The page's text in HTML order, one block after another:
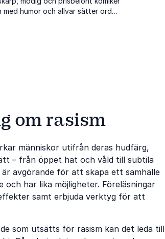
med humor och allvar sätter ord
om rasism
människor utifrån deras hudfärg,
– från öppet hat och våld till subtila
avgörande för att skapa ett samhälle
har lika möjligheter. Föreläsningar
samt erbjuda verktyg för att
som utsätts för rasism kan det leda till